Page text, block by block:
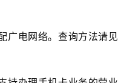
广电网络。查询方法请见